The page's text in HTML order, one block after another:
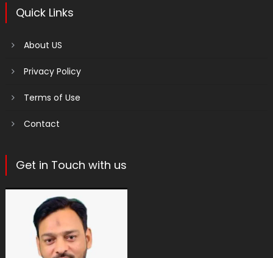
Quick Links
About US
Privacy Policy
Terms of Use
Contact
Get in Touch with us